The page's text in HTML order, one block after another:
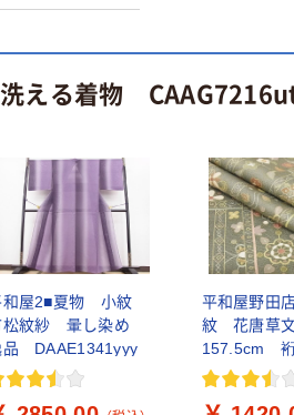
る着物
和屋2■夏物 小紋
松紋紗 暈し染め
品 DAAE1341yyy
平和屋野田
紋 花唐草
157.5cm
正絹 逸品